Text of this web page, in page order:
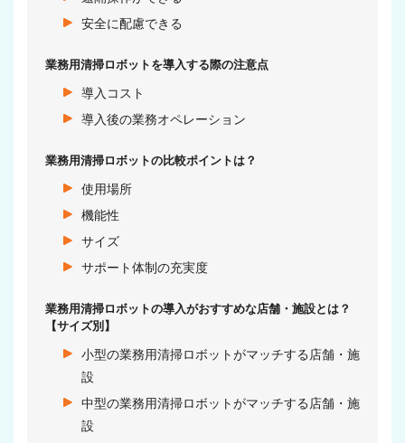
安全に配慮できる
業務用清掃ロボットを導入する際の注意点
導入コスト
導入後の業務オペレーション
業務用清掃ロボットの比較ポイントは？
使用場所
機能性
サイズ
サポート体制の充実度
業務用清掃ロボットの導入がおすすめな店舗・施設とは？
【サイズ別】
小型の業務用清掃ロボットがマッチする店舗・施
設
中型の業務用清掃ロボットがマッチする店舗・施
設